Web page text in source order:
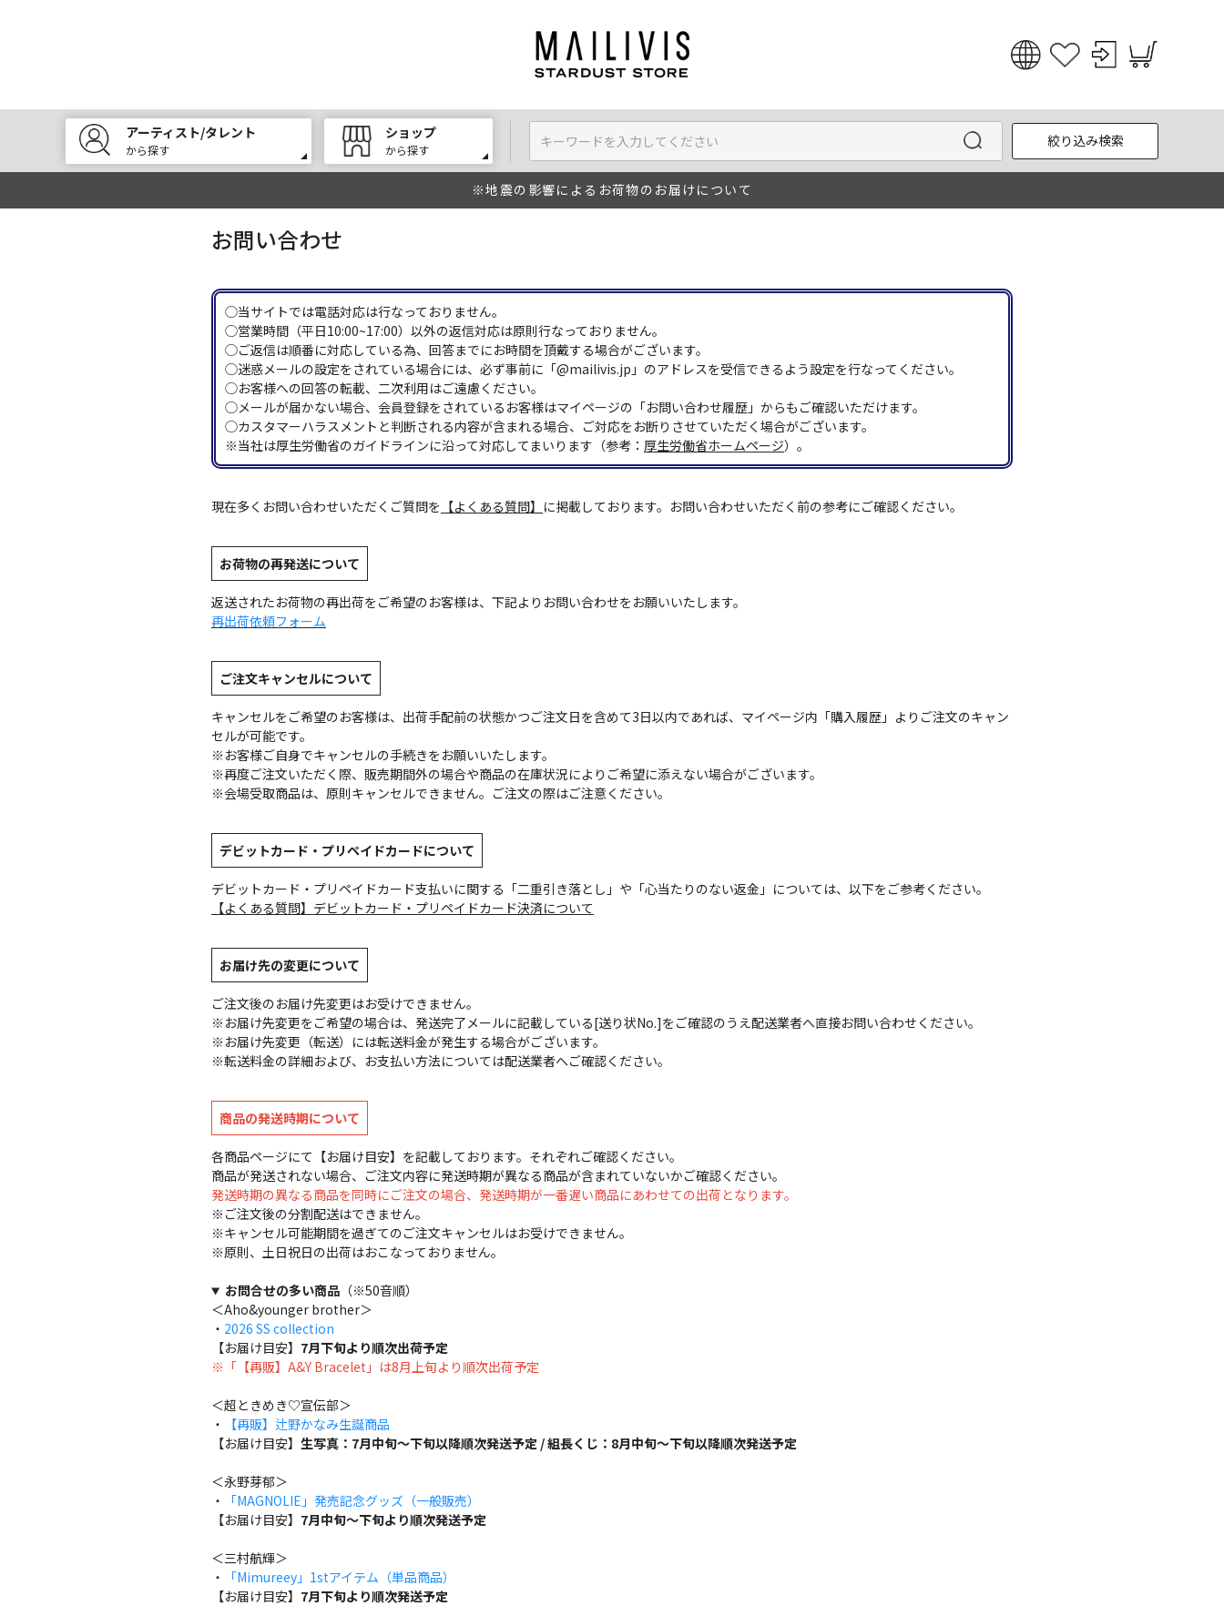
English
한국어
アーティスト/タレント
から探す
ショップ
から探す
絞り込み検索
※地震の影響によるお荷物のお届けについて
お問い合わせ
◯当サイトでは電話対応は行なっておりません。
◯営業時間（平日10:00~17:00）以外の返信対応は原則行なっておりません。
◯ご返信は順番に対応している為、回答までにお時間を頂戴する場合がございます。
◯迷惑メールの設定をされている場合には、必ず事前に「@mailivis.jp」のアドレスを受信できるよう設定を行なってください。
◯お客様への回答の転載、二次利用はご遠慮ください。
◯メールが届かない場合、会員登録をされているお客様はマイページの「お問い合わせ履歴」からもご確認いただけます。
◯カスタマーハラスメントと判断される内容が含まれる場合、ご対応をお断りさせていただく場合がございます。
※当社は厚生労働省のガイドラインに沿って対応してまいります（参考： 厚生労働省ホームページ）。
現在多くお問い合わせいただくご質問を 【よくある質問】 に掲載しております。お問い合わせいただく前の参考にご確認ください。
お荷物の再発送について
返送されたお荷物の再出荷をご希望のお客様は、下記よりお問い合わせをお願いいたします。
再出荷依頼フォーム
ご注文キャンセルについて
キャンセルをご希望のお客様は、出荷手配前の状態かつご注文日を含めて3日以内であれば、マイページ内「購入履歴」よりご注文のキャン
セルが可能です。
※お客様ご自身でキャンセルの手続きをお願いいたします。
※再度ご注文いただく際、販売期間外の場合や商品の在庫状況によりご希望に添えない場合がございます。
※会場受取商品は、原則キャンセルできません。ご注文の際はご注意ください。
デビットカード・プリペイドカードについて
デビットカード・プリペイドカード支払いに関する「二重引き落とし」や「心当たりのない返金」については、以下をご参考ください。
【よくある質問】デビットカード・プリペイドカード決済について
お届け先の変更について
ご注文後のお届け先変更はお受けできません。
※お届け先変更をご希望の場合は、発送完了メールに記載している[送り状No.]をご確認のうえ配送業者へ直接お問い合わせください。
※お届け先変更（転送）には転送料金が発生する場合がございます。
※転送料金の詳細および、お支払い方法については配送業者へご確認ください。
商品の発送時期について
各商品ページにて【お届け目安】を記載しております。それぞれご確認ください。
商品が発送されない場合、ご注文内容に発送時期が異なる商品が含まれていないかご確認ください。
発送時期の異なる商品を同時にご注文の場合、発送時期が一番遅い商品にあわせての出荷となります。
※ご注文後の分割配送はできません。
※キャンセル可能期間を過ぎてのご注文キャンセルはお受けできません。
※原則、土日祝日の出荷はおこなっておりません。
お問合せの多い商品（※50音順）
＜Aho&younger brother＞
・ 2026 SS collection
【お届け目安】 7月下旬より順次出荷予定
※「【再販】A&Y Bracelet」は8月上旬より順次出荷予定
＜超ときめき♡宣伝部＞
・
【再販】辻野かなみ生誕商品
【お届け目安】 生写真：7月中旬～下旬以降順次発送予定 / 組長くじ：8月中旬～下旬以降順次発送予定
＜永野芽郁＞
・
「MAGNOLIE」発売記念グッズ（一般販売）
【お届け目安】 7月中旬～下旬より順次発送予定
＜三村航輝＞
・
「Mimureey」1stアイテム（単品商品）
【お届け目安】 7月下旬より順次発送予定